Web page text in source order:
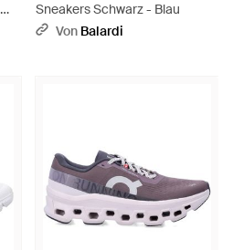
Sneakers Schwarz - Blau
Von Balardi